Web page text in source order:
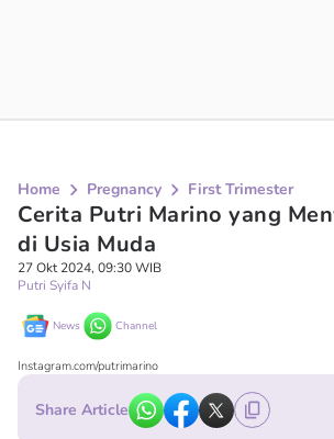
Home Pregnancy First Trimester
Cerita Putri Marino yang
di Usia Muda
27 Okt 2024, 09:30 WIB
Putri Syifa N
News Channel
Instagram.com/putrimarino
Share Article